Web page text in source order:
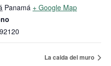
Panamá + Google Map
La caida del muro